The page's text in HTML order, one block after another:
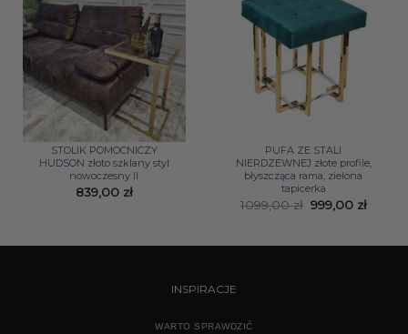
STOLIK POMOCNICZY
HUDSON złoto szklany styl
nowoczesny II
839,00 zł
PUFA ZE STALI
NIERDZEWNEJ złote profile,
błyszcząca rama, zielona
tapicerka
1099,00zł Pierwotna
cena
999,00 zł
INSPIRACJE
WARTO SPRAWDZIĆ